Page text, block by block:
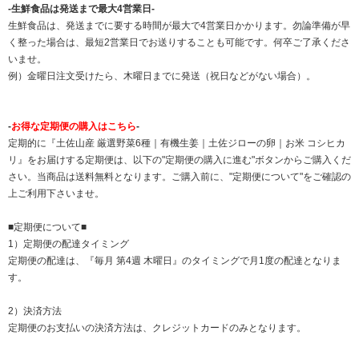
-生鮮食品は発送まで最大4営業日-
生鮮食品は、発送までに要する時間が最大で4営業日かかります。勿論準備が早
く整った場合は、最短2営業日でお送りすることも可能です。何卒ご了承くださ
いませ。
例）金曜日注文受けたら、木曜日までに発送（祝日などがない場合）。
-お得な定期便の購入はこちら-
定期的に『土佐山産 厳選野菜6種｜有機生姜｜土佐ジローの卵｜お米 コシヒカ
リ』をお届けする定期便は、以下の"定期便の購入に進む"ボタンからご購入くだ
さい。当商品は送料無料となります。ご購入前に、"定期便について"をご確認の
上ご利用下さいませ。
■定期便について■
1）定期便の配達タイミング
定期便の配達は、『毎月 第4週 木曜日』のタイミングで月1度の配達となりま
す。
2）決済方法
定期便のお支払いの決済方法は、クレジットカードのみとなります。